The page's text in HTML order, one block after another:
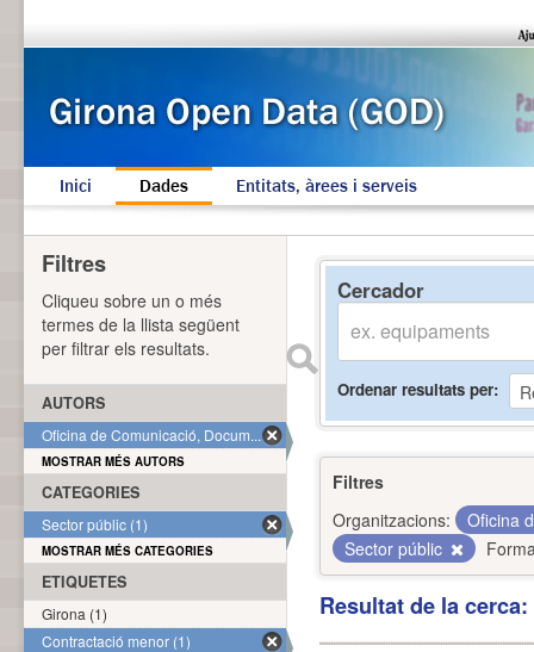
Inici Dades Entitats, àrees i serveis
Cercador
Ordenar resultats per
Filtres
Organitzacions:
Oficina
Sector públic
Resultat de la
Filtres
Cliqueu sobre un o més
termes de la llista següent
per filtrar els resultats.
AUTORS
Oficina de Comunicació, Docum... (1)
MOSTRAR MÉS AUTORS
CATEGORIES
Sector públic (1)
MOSTRAR MÉS CATEGORIES
ETIQUETES
Girona (1)
Contractació menor (1)